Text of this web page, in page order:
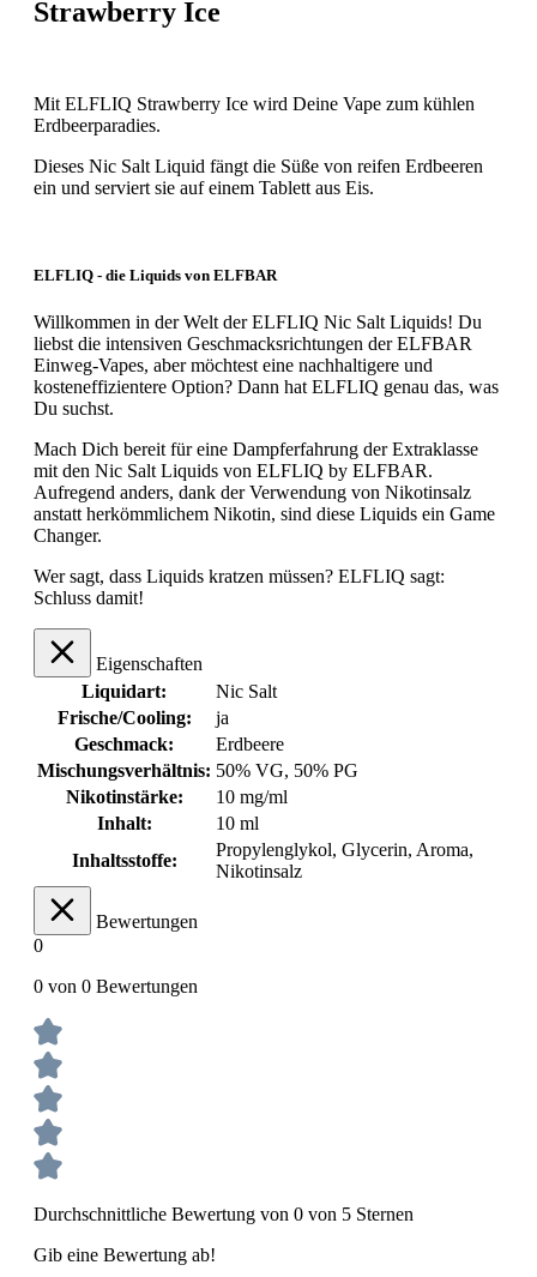
Strawberry Ice
Mit ELFLIQ Strawberry Ice wird Deine Vape zum kühlen
Erdbeerparadies.
Dieses Nic Salt Liquid fängt die Süße von reifen Erdbeeren
ein und serviert sie auf einem Tablett aus Eis.
ELFLIQ - die Liquids von ELFBAR
Willkommen in der Welt der ELFLIQ Nic Salt Liquids! Du
liebst die intensiven Geschmacksrichtungen der ELFBAR
Einweg-Vapes, aber möchtest eine nachhaltigere und
kosteneffizientere Option? Dann hat ELFLIQ genau das, was
Du suchst.
Mach Dich bereit für eine Dampferfahrung der Extraklasse
mit den Nic Salt Liquids von ELFLIQ by ELFBAR.
Aufregend anders, dank der Verwendung von Nikotinsalz
anstatt herkömmlichem Nikotin, sind diese Liquids ein Game
Changer.
Wer sagt, dass Liquids kratzen müssen? ELFLIQ sagt:
Schluss damit!
Eigenschaften
Liquidart:
Nic Salt
Frische/Cooling:
ja
Geschmack:
Erdbeere
Mischungsverhältnis: 50% VG, 50% PG
Nikotinstärke:
10 mg/ml
Inhalt:
10 ml
Inhaltsstoffe:
Propylenglykol, Glycerin, Aroma,
Nikotinsalz
Bewertungen
0
0 von 0 Bewertungen
Durchschnittliche Bewertung von 0 von 5 Sternen
Gib eine Bewertung ab!